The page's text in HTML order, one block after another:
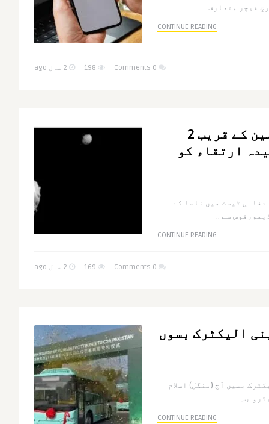
CONTINUE READING
0 Comments
ناسا کی تصویر زمین کے قریب 2
ارتقاء کو
دفاعی ٹیسٹ میں ناسا کے
سے ..
CONTINUE READING
0 Comments
الیکٹرک بسوں
بسیں آج (منگل) اسلام
بس ..
CONTINUE READING